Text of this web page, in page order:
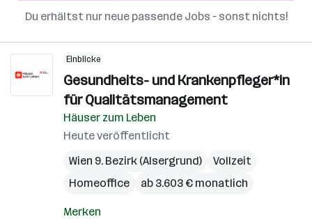
Du erhältst nur neue passende Jobs – sonst nichts!
Einblicke
Gesundheits- und Krankenpfleger*in
für Qualitätsmanagement
Häuser zum Leben
Heute veröffentlicht
Wien 9. Bezirk (Alsergrund)
Vollzeit
Homeoffice
ab 3.603 € monatlich
Merken